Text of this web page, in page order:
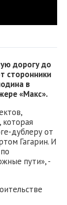
дорогу до
сторонники
в
«Макс».
дублеру от
Гагарин. И
пути», -